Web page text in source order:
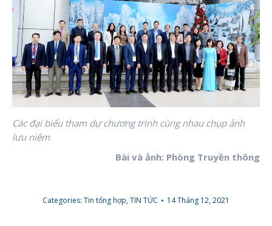
Các đại biểu tham dự chương trình cùng nhau chụp ảnh
lưu niệm
Bài và ảnh: Phòng Truyền thông
Categories: Tin tổng hợp,TIN TỨC 14 Tháng 12, 2021